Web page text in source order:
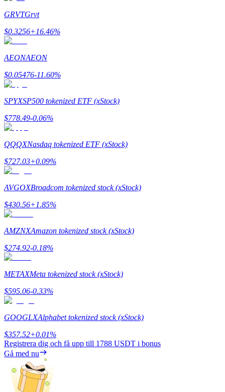
Tjäna
Power Piggy
Tjäna konkurrenskraftiga belöningar dagligen
Utsättning
Hög avkastning och omedelbar tillgång
Launchpool
Flexibel insats för att tjäna populära tokens
GRVTGrvt
$0.3256+16.46%
AEONAEON
$0.05476-11.60%
SPYXSP500 tokenized ETF (xStock)
$778.49-0.06%
QQQXNasdaq tokenized ETF (xStock)
$727.03+0.09%
AVGOXBroadcom tokenized stock (xStock)
$430.56+1.85%
AMZNXAmazon tokenized stock (xStock)
$274.92-0.18%
METAXMeta tokenized stock (xStock)
$595.06-0.33%
GOOGLXAlphabet tokenized stock (xStock)
$357.52+0.01%
Registrera dig och få upp till 1788 USDT i bonus
Gå med nu